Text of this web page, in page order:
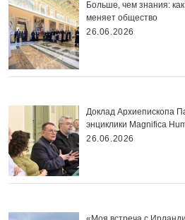
Больше, чем знания:
меняет общество
26.06.2026
Доклад Архиепископа
энциклики Magnifica
26.06.2026